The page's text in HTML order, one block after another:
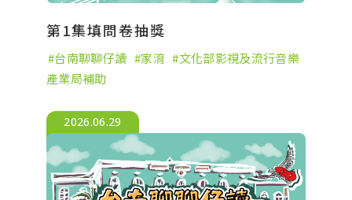
第1集填問卷抽獎
台南聊聊仔讀 家淯
文化部影視及流行音樂
產業局補助
2026.06.29